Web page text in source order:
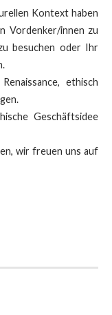
Kontext haben
Vordenker/innen zu
besuchen oder Ihr
ethisch
Geschäftsidee
wir freuen uns auf